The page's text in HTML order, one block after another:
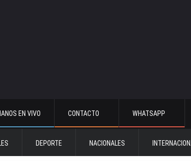
EN VIVO CONTACTO WHATSAPP
DEPORTE NACIONALES